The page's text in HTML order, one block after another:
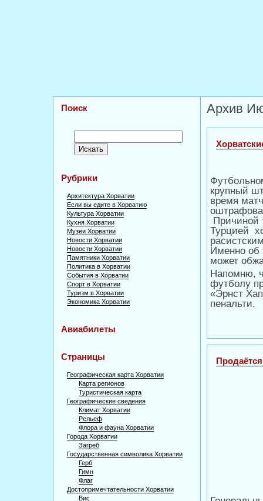
Поиск
Рубрики
Архитектура Хорватии
Если вы едите в Хорватию
Культура Хорватии
Кухня Хорватии
Музеи Хорватии
Новости Хорватии
Новости Хорватии
Памятники Хорватии
Политика в Хорватии
События в Хорватии
Спорт в Хорватии
Туризм в Хорватии
Экономика Хорватии
Авиабилеты
Страницы
Географическая карта Хорватии
Карта регионов
Туристическая карта
Географические сведения
Климат Хорватии
Рельеф
Флора и фауна Хорватии
Города Хорватии
Загреб
Государственная символика Хорватии
Герб
Гимн
Флаг
Достопримечтательности Хорватии
Вис
Архив
крупный
время
Причиной
Турцией
Именно об
может
Напомню,
футболу
«Эрнст
пенальти.